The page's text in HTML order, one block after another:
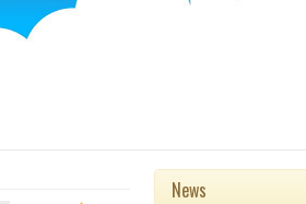
News